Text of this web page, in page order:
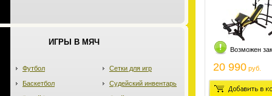
ИГРЫ В МЯЧ
Футбол
Баскетбол
Сетки для игр
Судейский инвентарь
Возможен
20 990 руб.